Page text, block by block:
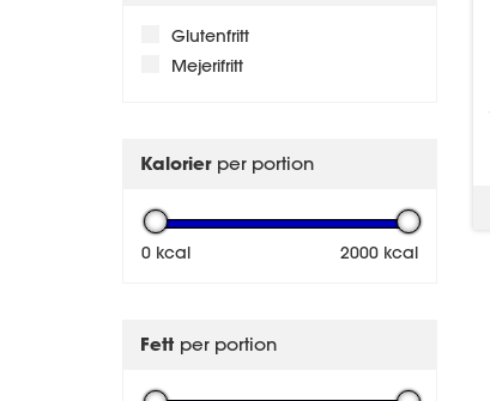
Glutenfritt
Mejerifritt
Kalorier per portion
0 kcal 2000 kcal
Fett per portion